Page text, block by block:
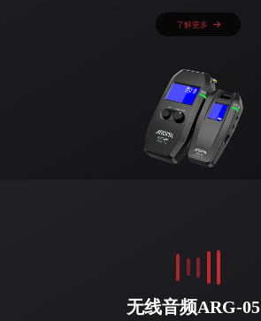
了解更多
无线音频ARG-05